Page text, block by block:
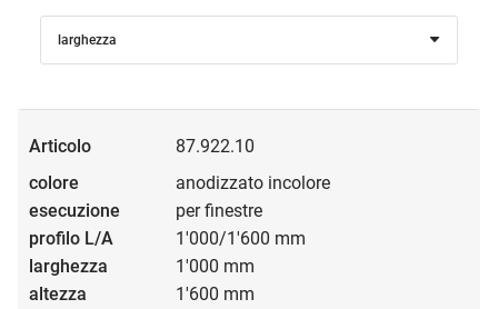
larghezza
87.922.10
anodizzato incolore
per finestre
1'000/1'600 mm
1'000 mm
1'600 mm